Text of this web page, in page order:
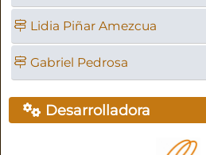
Lidia Piñar Amezcua
Gabriel Pedrosa
Desarrolladora